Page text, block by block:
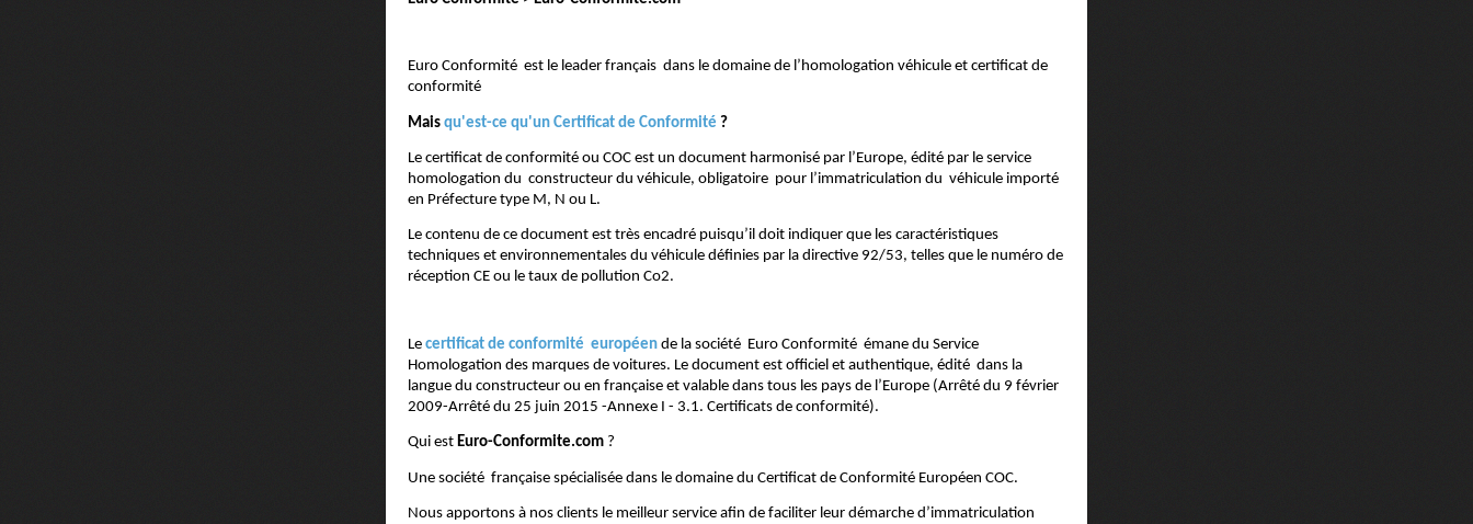
Euro Conformité est le leader français dans le domaine de l’homologation véhicule et certificat de
conformité
Mais qu'est-ce qu'un Certificat de Conformité ?
Le certificat de conformité ou COC est un document harmonisé par l’Europe, édité par le service
homologation du constructeur du véhicule, obligatoire pour l’immatriculation du véhicule importé
en Préfecture type M, N ou L.
Le contenu de ce document est très encadré puisqu’il doit indiquer que les caractéristiques
techniques et environnementales du véhicule définies par la directive 92/53, telles que le numéro de
réception CE ou le taux de pollution Co2.
Le certificat de conformité européen de la société Euro Conformité émane du Service
Homologation des marques de voitures. Le document est officiel et authentique, édité dans la
langue du constructeur ou en française et valable dans tous les pays de l’Europe (Arrêté du 9 février
2009-Arrêté du 25 juin 2015 -Annexe I - 3.1. Certificats de conformité).
Qui est Euro-Conformite.com ?
Une société française spécialisée dans le domaine du Certificat de Conformité Européen COC.
Nous apportons à nos clients le meilleur service afin de faciliter leur démarche d’immatriculation